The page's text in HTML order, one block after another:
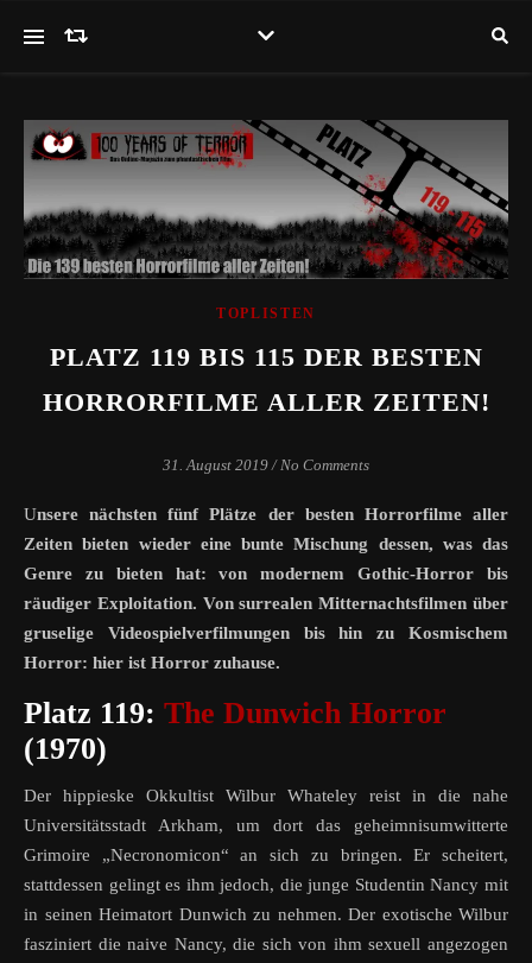
TOPLISTEN
PLATZ 119 BIS 115 DER BESTEN
HORRORFILME ALLER ZEITEN!
31. August 2019 / No Comments
Unsere nächsten fünf Plätze der besten Horrorfilme aller
Zeiten bieten wieder eine bunte Mischung dessen, was das
Genre zu bieten hat: von modernem Gothic-Horror bis
räudiger Exploitation. Von surrealen Mitternachtsfilmen über
gruselige Videospielverfilmungen bis hin zu Kosmischem
Horror: hier ist Horror zuhause.
Platz 119: The Dunwich Horror
(1970)
Der hippieske Okkultist Wilbur Whateley reist in die nahe
Universitätsstadt Arkham, um dort das geheimnisumwitterte
Grimoire „Necronomicon“ an sich zu bringen. Er scheitert,
stattdessen gelingt es ihm jedoch, die junge Studentin Nancy mit
in seinen Heimatort Dunwich zu nehmen. Der exotische Wilbur
fasziniert die naive Nancy, die sich von ihm sexuell angezogen